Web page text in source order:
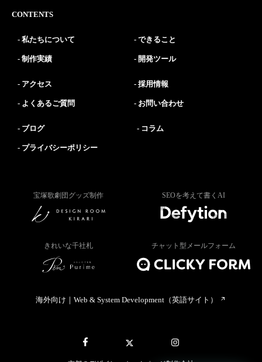
CONTENTS
私たちについて できること
制作実績 開発ツール
アクセス 採用情報
よくあるご質問 お問い合わせ
ブログ コラム
プライバシーポリシー
宝塚歌劇団グッズ制作 SEOを考えて書くAI
きれいな千社札 チャット型メールフォーム
海外向け｜Web & System Development（英語サイト）